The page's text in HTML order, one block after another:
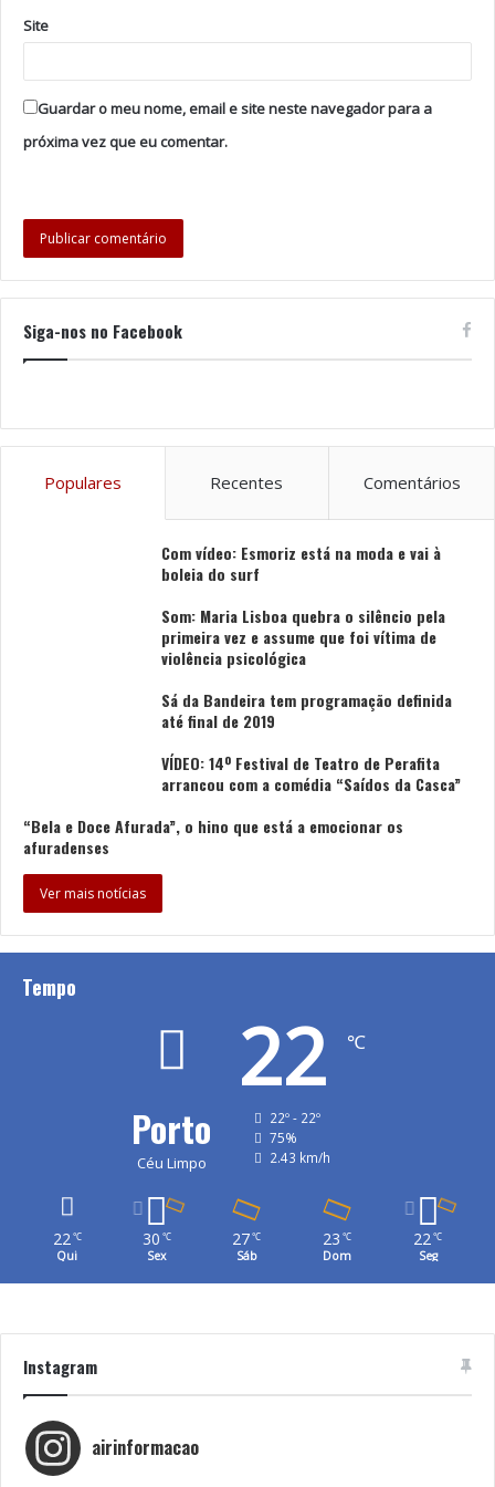
Site
Guardar o meu nome, email e site neste navegador para a
próxima vez que eu comentar.
Siga-nos no Facebook
Populares Recentes Comentários
Com vídeo: Esmoriz está na moda e vai à
boleia do surf
Som: Maria Lisboa quebra o silêncio pela
primeira vez e assume que foi vítima de
violência psicológica
Sá da Bandeira tem programação definida
até final de 2019
VÍDEO: 14º Festival de Teatro de Perafita
arrancou com a comédia “Saídos da Casca”
“Bela e Doce Afurada”, o hino que está a emocionar os
afuradenses
Ver mais notícias
Tempo
Porto
Céu Limpo
22 ℃
22º - 22º
75%
2.43 km/h
22 ℃
Qui
30 ℃
Sex
27℃
Sáb
23 ℃
Dom
22℃
Seg
Instagram
airinformacao